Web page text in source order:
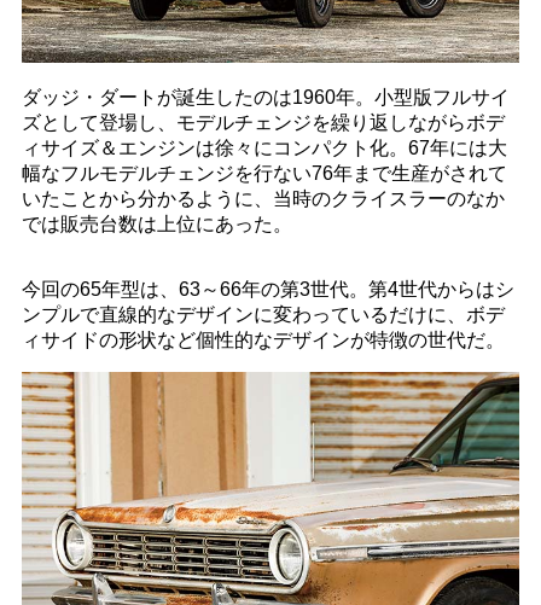
ダッジ・ダートが誕生したのは1960年。小型版フルサイ
ズとして登場し、モデルチェンジを繰り返しながらボデ
ィサイズ＆エンジンは徐々にコンパクト化。67年には大
幅なフルモデルチェンジを行ない76年まで生産がされて
いたことから分かるように、当時のクライスラーのなか
では販売台数は上位にあった。
今回の65年型は、63～66年の第3世代。第4世代からはシ
ンプルで直線的なデザインに変わっているだけに、ボデ
ィサイドの形状など個性的なデザインが特徴の世代だ。